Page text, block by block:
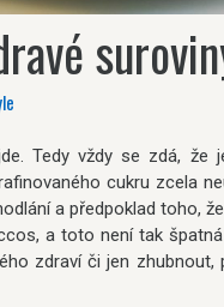
Tedy vždy se zdá,
cukru zcela
a předpoklad toho,
a toto není tak
zdraví či jen